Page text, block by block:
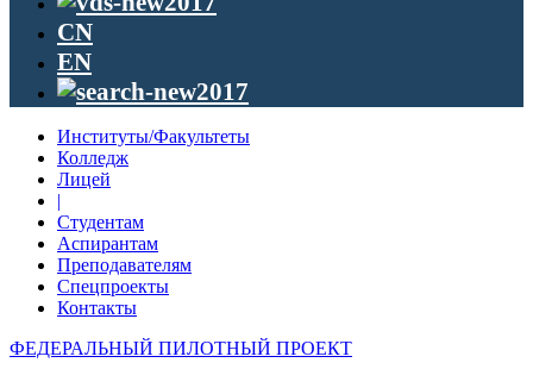
CN
EN
Институты/Факультеты
Колледж
Лицей
|
Студентам
Аспирантам
Преподавателям
Спецпроекты
Контакты
ФЕДЕРАЛЬНЫЙ ПИЛОТНЫЙ ПРОЕКТ